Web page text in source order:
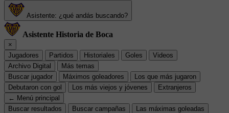
Asistente: ¿qué andás buscando?
Asistente Historia de Boca
×
Jugadores
Partidos Historiales Goles
Videos
Archivo Digital
Más temas
Buscar jugador
Máximos goleadores
Los que más jugaron
Debutaron con gol
Los más viejos y jóvenes
Extranjeros
← Menú principal
Buscar resultados
Buscar campañas
Las máximas goleadas